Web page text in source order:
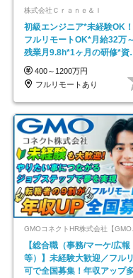
株式会社Ｃｒａｎｅ＆Ｉ
初級エンジニア*未経験OK
フルリモートOK*月給32万
残業月9.8h*1ヶ月の研修*資
取得率100％
400～1200万円
フルリモートあり
GMOコネクトHR株式
【総合職（事務/マーケ/広報
等）】未経験大歓迎／フル
可で全国募集！年収アップ